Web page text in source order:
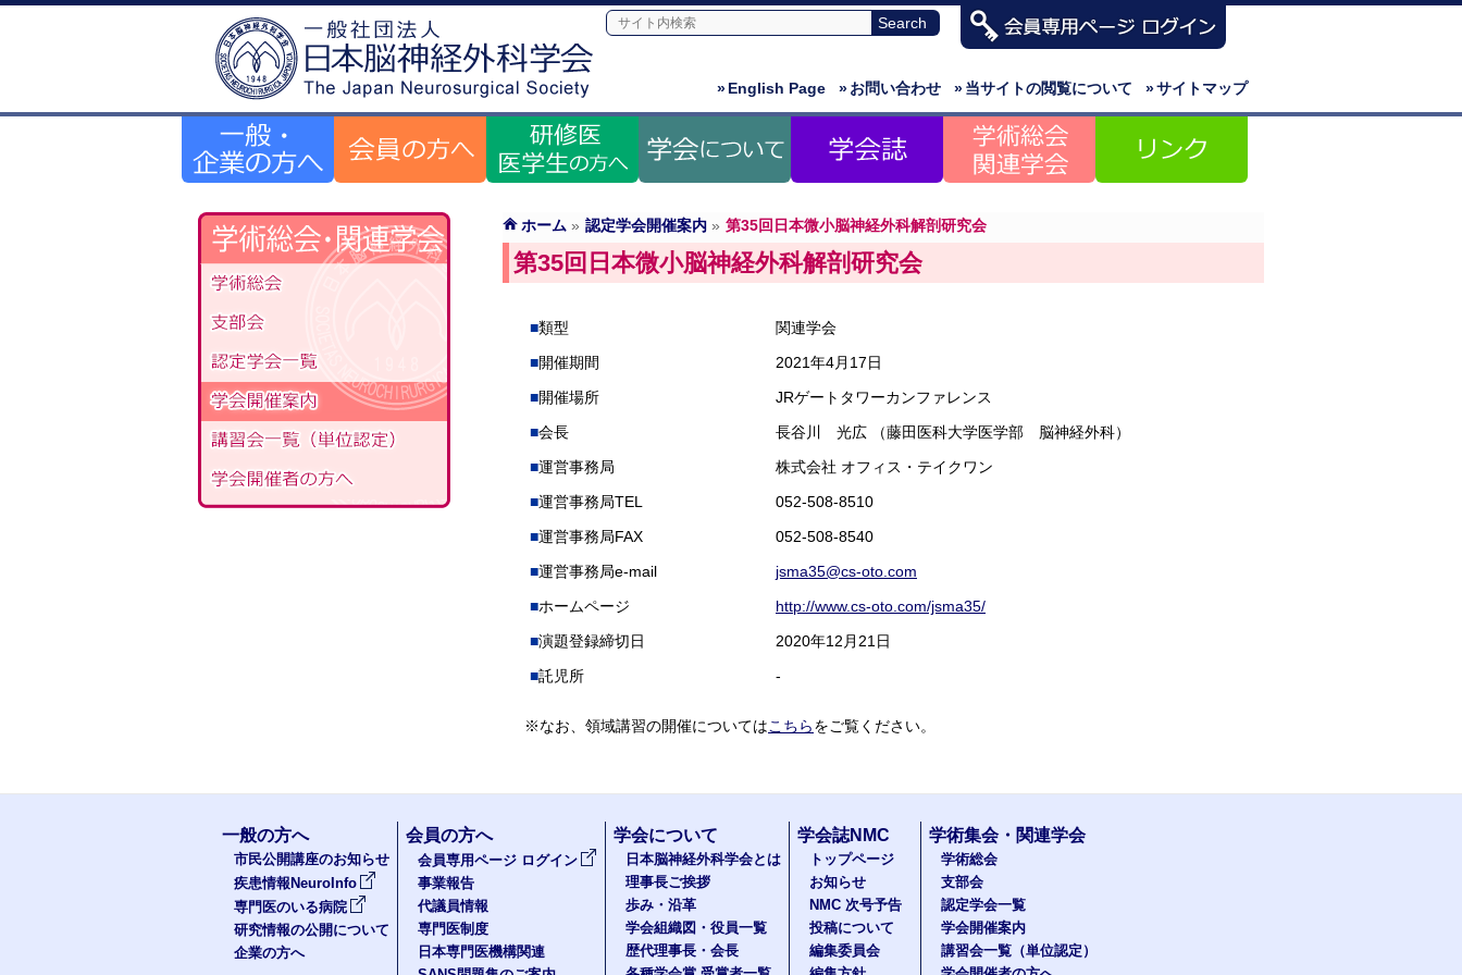
»サイトマップ
»当サイトの閲覧について
»お問い合わせ
»English Page
ホーム » 認定学会開催案内 » 第35回日本微小脳神経外科解剖研究会
第35回日本微小脳神経外科解剖研究会
類型
関連学会
開催期間
2021年4月17日
開催場所
JRゲートタワーカンファレンス
会長
長谷川 光広 （藤田医科大学医学部 脳神経外科）
運営事務局
株式会社 オフィス・テイクワン
運営事務局TEL
052-508-8510
運営事務局FAX
052-508-8540
運営事務局e-mail
jsma35@cs-oto.com
ホームページ
http://www.cs-oto.com/jsma35/
演題登録締切日
2020年12月21日
託児所
-
※なお、領域講習の開催についてはこちらをご覧ください。
一般の方へ
市民公開講座のお知らせ
疾患情報NeuroInfo
専門医のいる病院
研究情報の公開について
企業の方へ
会員の方へ
会員専用ページ ログイン
事業報告
代議員情報
専門医制度
日本専門医機構関連
学会について
日本脳神経外科学会とは
理事長ご挨拶
歩み・沿革
学会組織図・役員一覧
歴代理事長・会長
学会誌NMC
トップページ
お知らせ
NMC 次号予告
投稿について
編集委員会
学術集会・関連学会
学術総会
支部会
認定学会一覧
学会開催案内
講習会一覧（単位認定）